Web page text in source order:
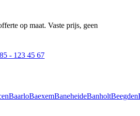
op maat. Vaste prijs, geen
- 123 45 67
BaarloBaexemBaneheideBanholtBeegden